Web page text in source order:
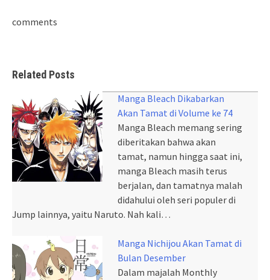
comments
Related Posts
Manga Bleach Dikabarkan
Akan Tamat di Volume ke 74
Manga Bleach memang sering
diberitakan bahwa akan
tamat, namun hingga saat ini,
manga Bleach masih terus
berjalan, dan tamatnya malah
didahului oleh seri populer di
Jump lainnya, yaitu Naruto. Nah kali…
Manga Nichijou Akan Tamat di
Bulan Desember
Dalam majalah Monthly